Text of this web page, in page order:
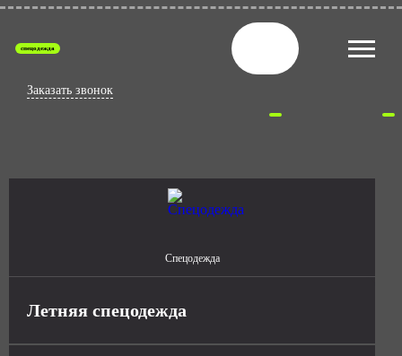
спецодежда
Заказать звонок
Спецодежда
Летняя спецодежда